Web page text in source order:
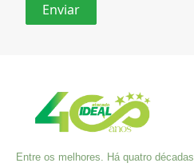
Entre os melhores. Há quatro